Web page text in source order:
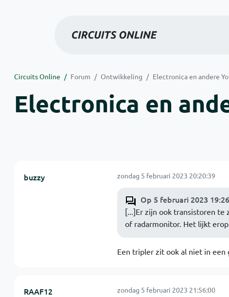
Circuits Online Forum Ontwikkeling Electronica en andere
Electronica en
buzzy zondag 5 februari 2023 20:20:39
Op 5 februari 2023
[...]Er zijn ook transistoren te
of radarmonitor. Het lijkt
Een tripler zit ook al niet in een
RAAF12 zondag 5 februari 2023 21:56:00